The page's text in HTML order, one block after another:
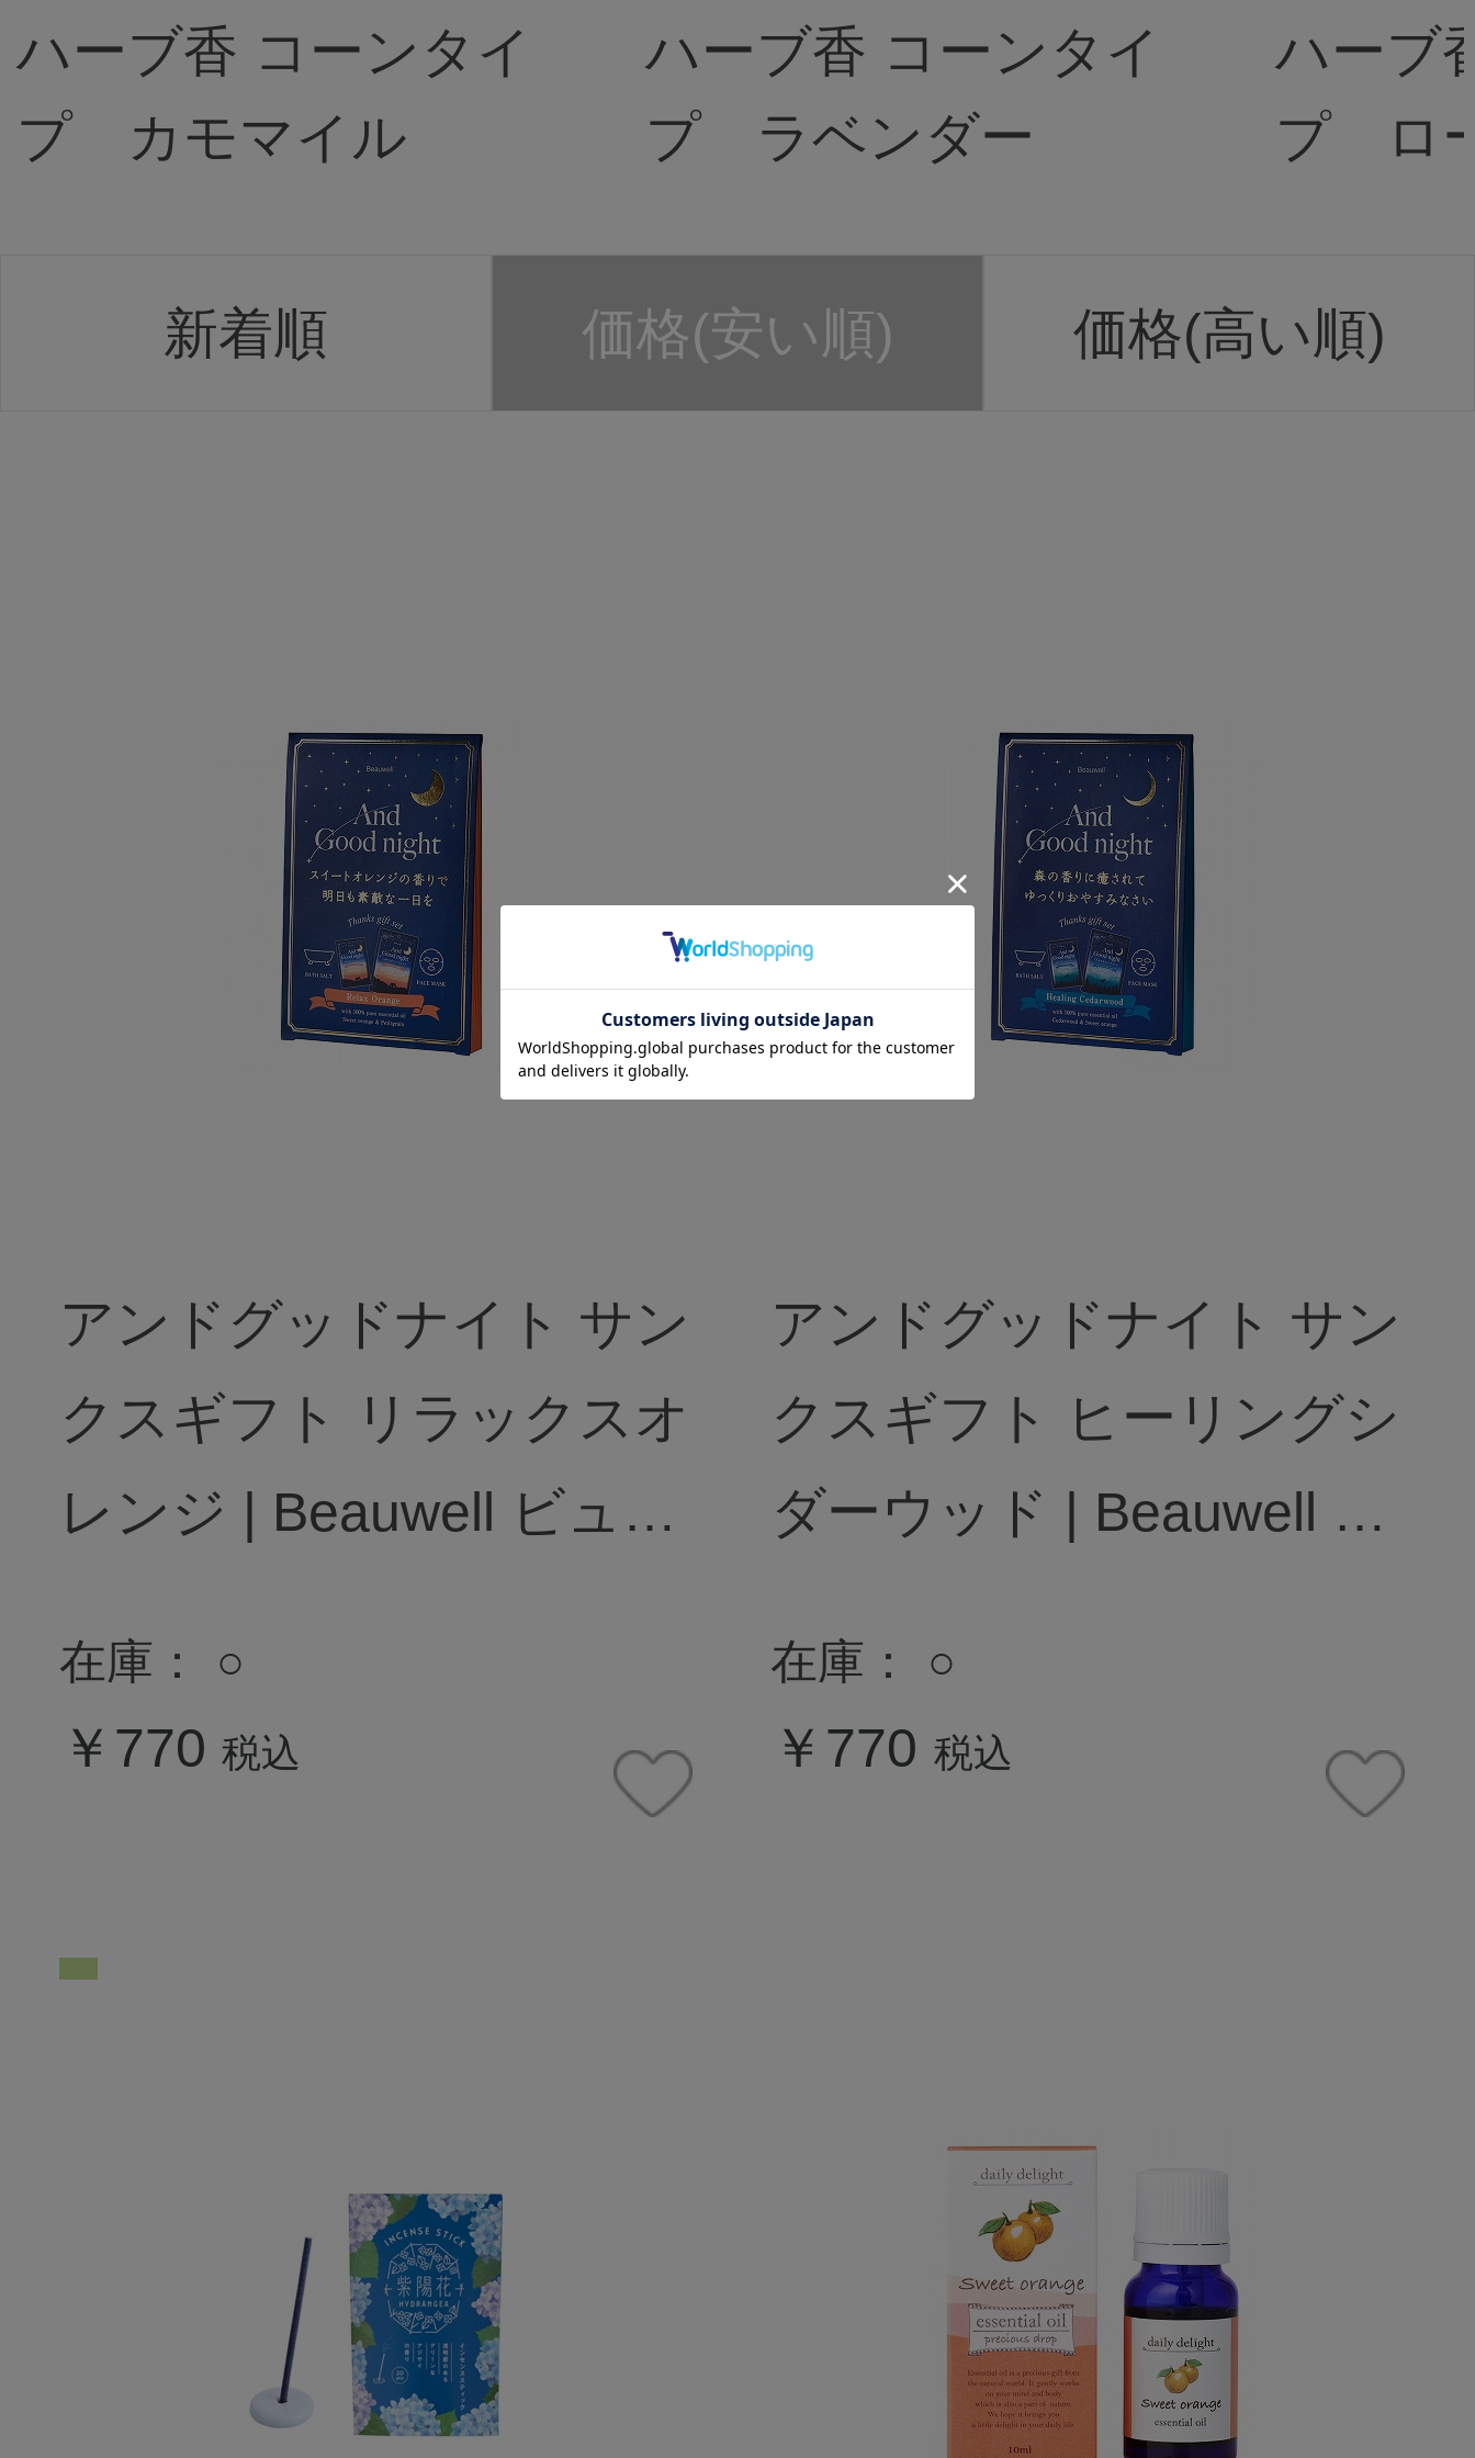
ハーブ香 コーンタイ
プ カモマイル
ハーブ香 コーンタイ
プ ラベンダー
ハーブ
プ ロ
新着順 価格(安い順) 価格(高い順)
アンドグッドナイト サン
クスギフト リラックスオ
レンジ | Beauwell ビュー
在庫： ○
￥770 税込
アンドグッドナイト サン
クスギフト ヒーリングシ
ダーウッド | Beauwell ビ
在庫： ○
￥770 税込